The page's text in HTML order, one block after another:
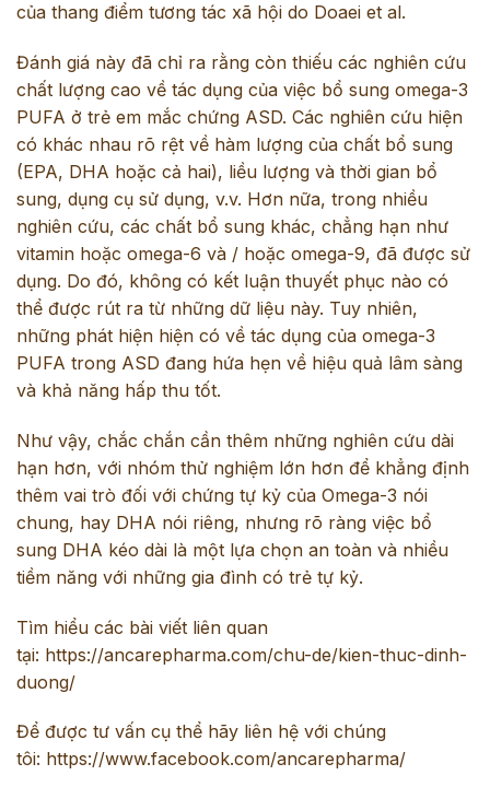
của thang điểm tương tác xã hội do Doaei et al.
Đánh giá này đã chỉ ra rằng còn thiếu các nghiên cứu
chất lượng cao về tác dụng của việc bổ sung omega-3
PUFA ở trẻ em mắc chứng ASD. Các nghiên cứu hiện
có khác nhau rõ rệt về hàm lượng của chất bổ sung
(EPA, DHA hoặc cả hai), liều lượng và thời gian bổ
sung, dụng cụ sử dụng, v.v. Hơn nữa, trong nhiều
nghiên cứu, các chất bổ sung khác, chẳng hạn như
vitamin hoặc omega-6 và / hoặc omega-9, đã được sử
dụng. Do đó, không có kết luận thuyết phục nào có
thể được rút ra từ những dữ liệu này. Tuy nhiên,
những phát hiện hiện có về tác dụng của omega-3
PUFA trong ASD đang hứa hẹn về hiệu quả lâm sàng
và khả năng hấp thu tốt.
Như vậy, chắc chắn cần thêm những nghiên cứu dài
hạn hơn, với nhóm thử nghiệm lớn hơn để khẳng định
thêm vai trò đối với chứng tự kỷ của Omega-3 nói
chung, hay DHA nói riêng, nhưng rõ ràng việc bổ
sung DHA kéo dài là một lựa chọn an toàn và nhiều
tiềm năng với những gia đình có trẻ tự kỷ.
Tìm hiểu các bài viết liên quan
tại: https://ancarepharma.com/chu-de/kien-thuc-dinh-
duong/
Để được tư vấn cụ thể hãy liên hệ với chúng
tôi: https://www.facebook.com/ancarepharma/